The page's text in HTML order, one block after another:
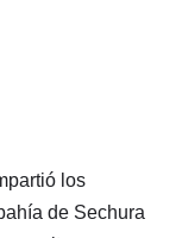
los
de Sechura